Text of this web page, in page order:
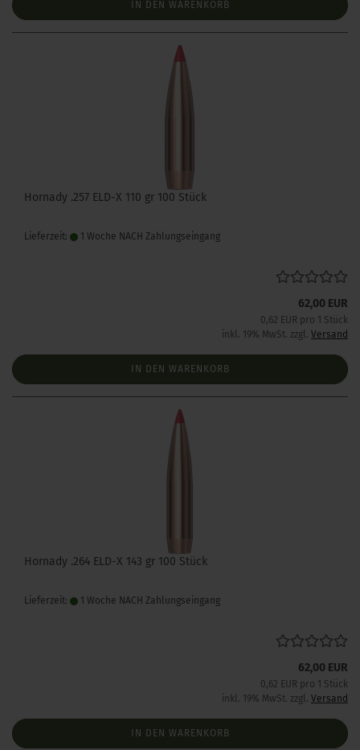
IN DEN WARENKORB
Hornady .257 ELD-X 110 gr 100 Stück
Lieferzeit: 1 Woche NACH Zahlungseingang
62,00 EUR
0,62 EUR pro 1 Stück
inkl. 19% MwSt. zzgl. Versand
IN DEN WARENKORB
Hornady .264 ELD-X 143 gr 100 Stück
Lieferzeit: 1 Woche NACH Zahlungseingang
62,00 EUR
0,62 EUR pro 1 Stück
inkl. 19% MwSt. zzgl. Versand
IN DEN WARENKORB